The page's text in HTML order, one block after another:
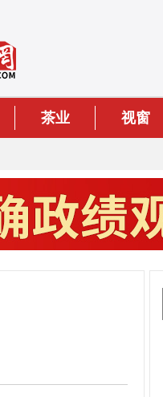
茶业 视窗